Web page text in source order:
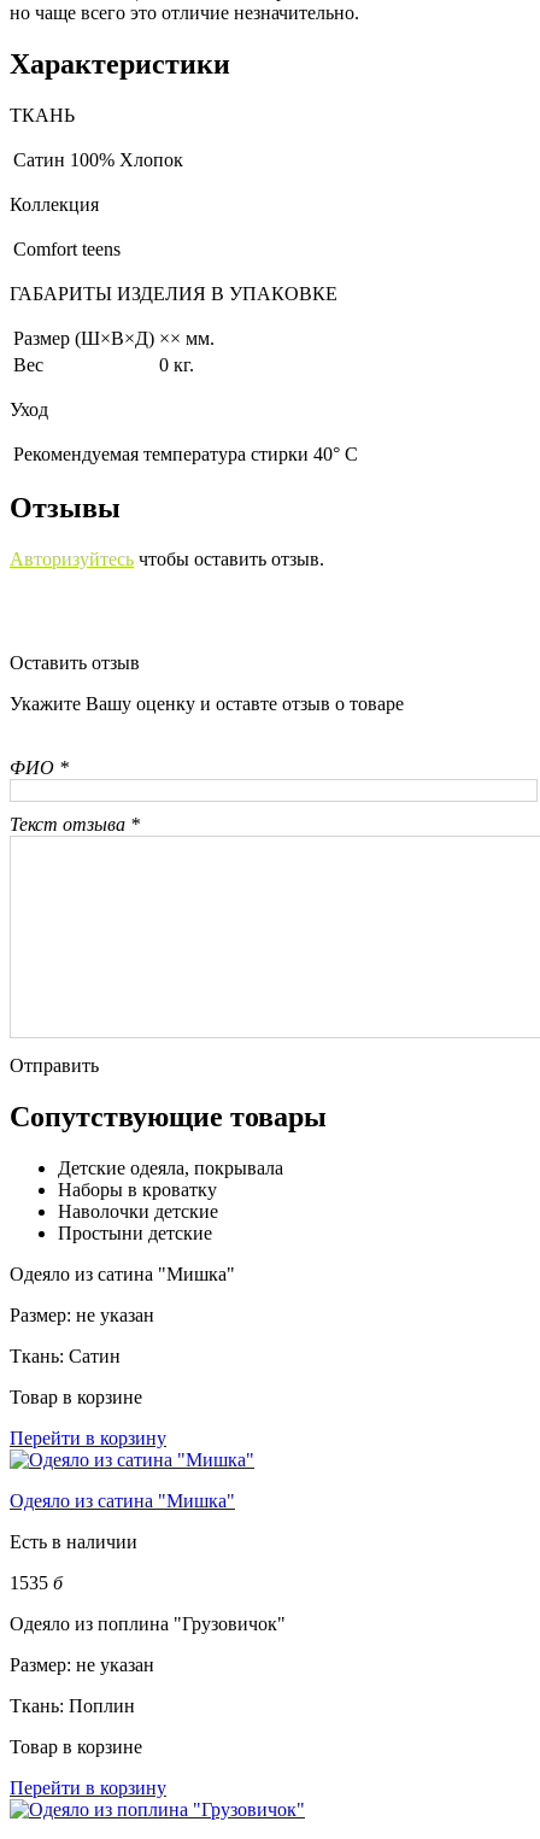
но чаще всего это отличие незначительно.
Характеристики
ТКАНЬ
Сатин 100% Хлопок
Коллекция
Comfort teens
ГАБАРИТЫ ИЗДЕЛИЯ В УПАКОВКЕ
Размер (Ш×В×Д) ×× мм.
Вес
0 кг.
Уход
Рекомендуемая температура стирки 40° С
Отзывы
Авторизуйтесь чтобы оставить отзыв.
Оставить отзыв
Укажите Вашу оценку и оставте отзыв о товаре
ФИО *
Текст отзыва *
Отправить
Сопутствующие товары
Детские одеяла, покрывала
Наборы в кроватку
Наволочки детские
Простыни детские
Одеяло из сатина "Мишка"
Размер: не указан
Ткань: Сатин
Товар в корзине
Перейти в корзину
Одеяло из сатина "Мишка"
Есть в наличии
1535 б
Одеяло из поплина "Грузовичок"
Размер: не указан
Ткань: Поплин
Товар в корзине
Перейти в корзину